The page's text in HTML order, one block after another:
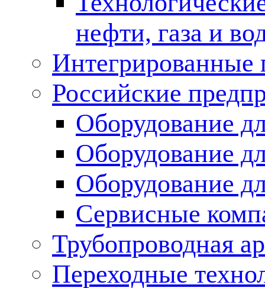
нефти, газа и
Российские
Оборудование
Оборудование
Оборудование
Сервисные
Трубопроводная
Переходные